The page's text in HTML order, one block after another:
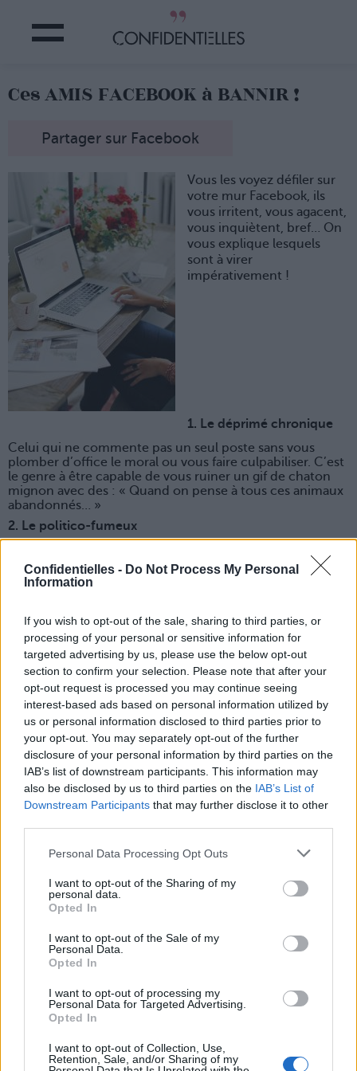
Confidentielles - Do Not Process My Personal
Information
If you wish to opt-out of the sale, sharing to third parties, or
processing of your personal or sensitive information for
targeted advertising by us, please use the below opt-out
section to confirm your selection. Please note that after your
opt-out request is processed you may continue seeing
interest-based ads based on personal information utilized by
us or personal information disclosed to third parties prior to
your opt-out. You may separately opt-out of the further
disclosure of your personal information by third parties on the
IAB’s list of downstream participants. This information may
also be disclosed by us to third parties on the IAB’s List of
Downstream Participants that may further disclose it to other
Personal Data Processing Opt Outs
I want to opt-out of the Sharing of my
personal data.
Opted In
I want to opt-out of the Sale of my
Personal Data.
Opted In
I want to opt-out of processing my
Personal Data for Targeted Advertising.
Opted In
I want to opt-out of Collection, Use,
Retention, Sale, and/or Sharing of my
Ces AMIS FACEBOOK à BANNIR !
Partager sur Facebook
Vous les voyez défiler sur
votre mur Facebook, ils
vous irritent, vous agacent,
vous inquiètent, bref… On
vous explique lesquels
sont à virer
impérativement !
1. Le déprimé chronique
Celui qui ne commente pas un seul poste sans vous
plomber d’office le moral ou vous faire culpabiliser. C’est
le genre à être capable de vous ruiner un gif de chaton
mignon avec des : « Quand on pense à tous ces animaux
abandonnés… »
2. Le politico-fumeux
sans cesse des photos de n’importe quel politicien pour
faire réagir sa communauté d’amis et relancer derrière
son avis cinglant et insupportable de vieux réac’.
3. L’ex-something
Ex-ami, ex-mec, ex-nana, ex-pote… Ça dégage !
Regarder son Facebook ne sera qu’un moyen glauque de
suivre la vie de quelqu’un qui ne partage plus la vôtre !
C’est contre nature.
de vacances toutes les six minutes dans six pays
médiocre. On vire, on ne veut pas voir cette débauche de
piscine, de jacuzzi et de soleil !
5. Celui qui vit sur Facebook
On vire les personnes qui pensent avoir de l’importance